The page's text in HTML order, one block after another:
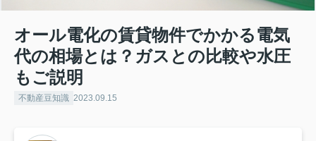
オール電化の賃貸物件でかかる電気
代の相場とは？ガスとの比較や水圧
もご説明
不動産豆知識 2023.09.15